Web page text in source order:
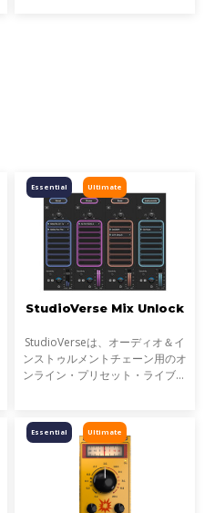
Ultimate
Essential
StudioVerse Mix Unlock
StudioVerseは、オーディオ＆イ
ンストゥルメントチェーン用のオ
ンライン・プリセット・ライブラ
し、完成済みのミックス、サンプ
ル、ループ素材を瞬時に解
Ultimate
Essential